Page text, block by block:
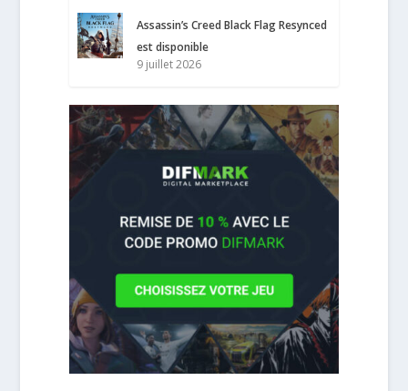
Assassin’s Creed Black Flag Resynced
est disponible
9 juillet 2026